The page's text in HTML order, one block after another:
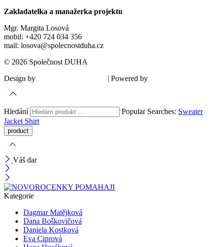
Zakladatelka a manažerka projektu
Mgr. Margita Losová
mobil: +420 724 034 356
mail: losova@spolecnostduha.cz
© 2026 Společnost DUHA
Design by
| Powered by
Hledání Popular Searches: Sweater
Jacket Shirt
Váš dar
Kategorie
Dagmar Matějková
Dana Boškovičová
Daniela Kostková
Eva Ciprová